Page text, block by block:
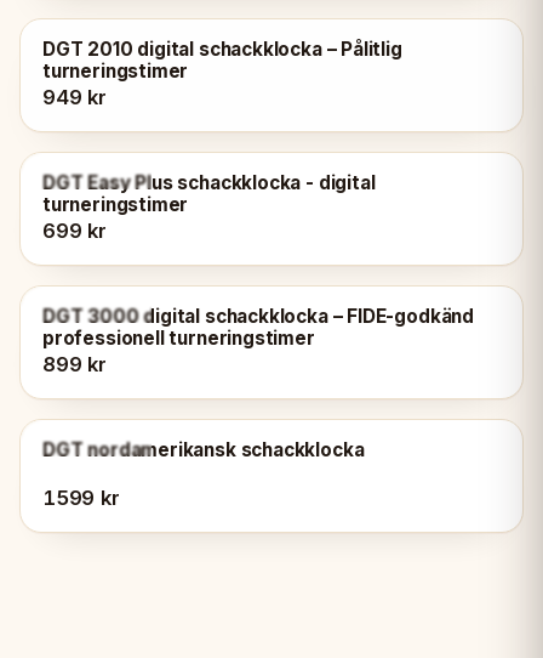
DGT 2010 digital schackklocka – Pålitlig
turneringstimer
949 kr
SLUTSÅLD
DGT Easy Plus schackklocka - digital
turneringstimer
699 kr
SLUTSÅLD
DGT 3000 digital schackklocka – FIDE-godkänd
professionell turneringstimer
899 kr
SLUTSÅLD
DGT nordamerikansk schackklocka
1599 kr